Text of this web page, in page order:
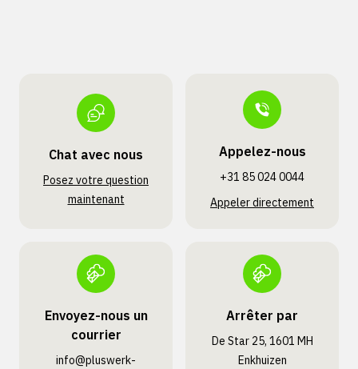
Chat avec nous
Posez votre question
maintenant
Appelez-nous
+31 85 024 0044
Appeler directement
Envoyez-nous un
courrier
info@pluswerk­
Arrêter par
De Star 25, 1601 MH
Enkhuizen